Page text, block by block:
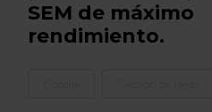
SEM de máximo
rendimiento.